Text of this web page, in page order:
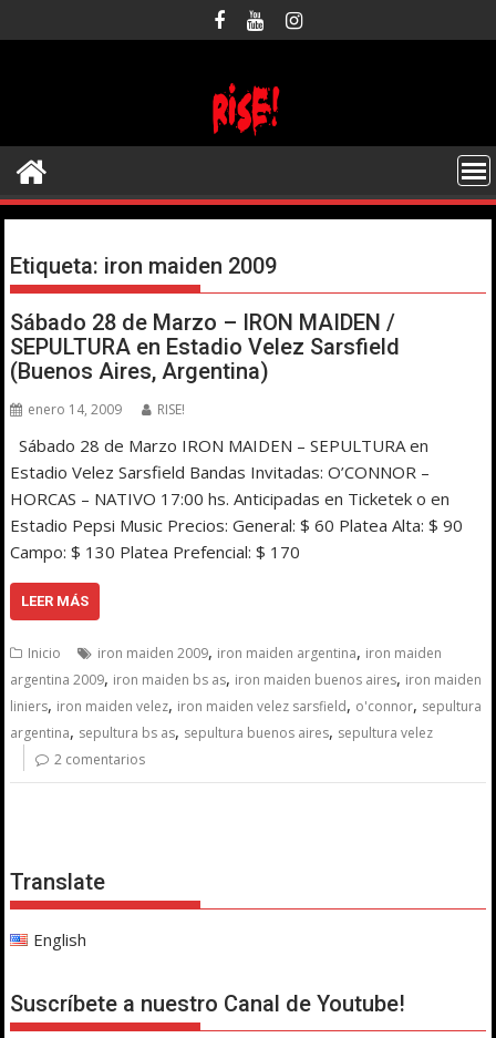
al
Etiqueta: iron maiden 2009
Sábado 28 de Marzo – IRON MAIDEN /
SEPULTURA en Estadio Velez Sarsfield
(Buenos Aires, Argentina)
enero 14, 2009 RISE!
Sábado 28 de Marzo IRON MAIDEN – SEPULTURA en
Estadio Velez Sarsfield Bandas Invitadas: O’CONNOR –
HORCAS – NATIVO 17:00 hs. Anticipadas en Ticketek o en
Estadio Pepsi Music Precios: General: $ 60 Platea Alta: $ 90
Campo: $ 130 Platea Prefencial: $ 170
LEER MÁS
Inicio iron maiden 2009, iron maiden argentina, iron maiden
argentina 2009, iron maiden bs as, iron maiden buenos aires, iron maiden
liniers, iron maiden velez, iron maiden velez sarsfield, o'connor, sepultura
argentina, sepultura bs as, sepultura buenos aires, sepultura velez
2 comentarios
Translate
English
Suscríbete a nuestro Canal de Youtube!